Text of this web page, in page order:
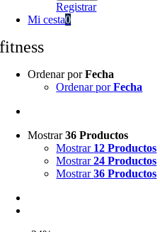
Registrar
Mi cesta0
fitness
Ordenar porFecha
Ordenar porFecha
Mostrar36 Productos
Mostrar 12 Productos
Mostrar24 Productos
Mostrar36 Productos